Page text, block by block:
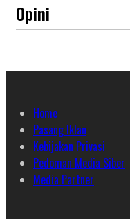
Opini
Home
Pasang Iklan
Kebijakan Privasi
Pedoman Media Siber
Media Partner